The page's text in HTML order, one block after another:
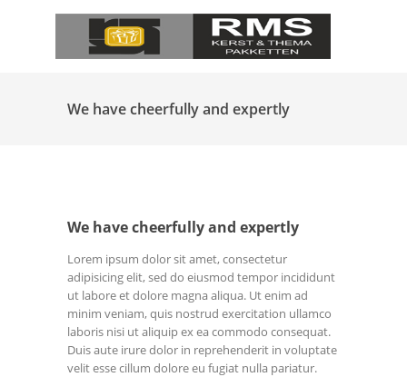
We have cheerfully and expertly
We have cheerfully and expertly
Lorem ipsum dolor sit amet, consectetur
adipisicing elit, sed do eiusmod tempor incididunt
ut labore et dolore magna aliqua. Ut enim ad
minim veniam, quis nostrud exercitation ullamco
laboris nisi ut aliquip ex ea commodo consequat.
Duis aute irure dolor in reprehenderit in voluptate
velit esse cillum dolore eu fugiat nulla pariatur.